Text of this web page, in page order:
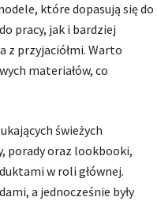
które dopasują się do
pracy, jak i bardziej
z przyjaciółmi. Warto
materiałów, co
świeżych
porady oraz lookbooki,
w roli głównej.
a jednocześnie były